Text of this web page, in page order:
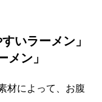
いラーメン」
メン」
材によって、お腹